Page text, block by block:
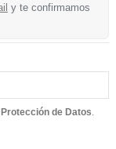
y te confirmamos
de Datos